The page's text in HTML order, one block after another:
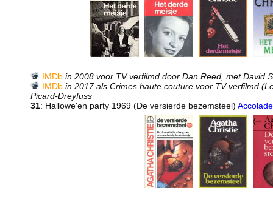
IMDb in 2008 voor TV verfilmd door Dan Reed, met David
IMDb in 2017 als Crimes haute couture voor TV verfilmd
Picard-Dreyfuss
31: Hallowe'en party 1969 (De versierde bezemsteel)